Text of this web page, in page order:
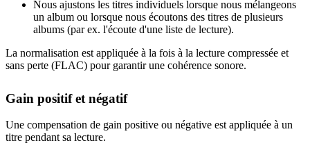
Nous ajustons les titres individuels lorsque nous mélangeons
un album ou lorsque nous écoutons des titres de plusieurs
albums (par ex. l'écoute d'une liste de lecture).
La normalisation est appliquée à la fois à la lecture compressée et
sans perte (FLAC) pour garantir une cohérence sonore.
Gain positif et négatif
Une compensation de gain positive ou négative est appliquée à un
titre pendant sa lecture.